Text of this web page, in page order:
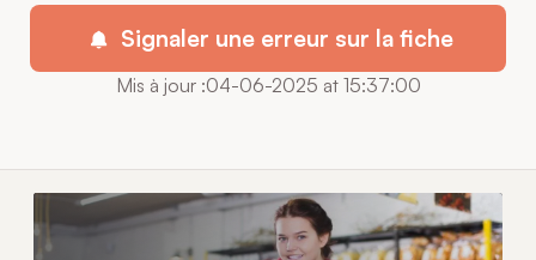
Signaler une erreur sur la fiche
Mis à jour :04-06-2025 at 15:37:00